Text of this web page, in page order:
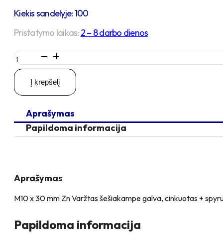
Kiekis sandelyje: 100
Pristatymo laikas: 2 – 8 darbo dienos
produkto
kiekis:
M10
30
Varžtas
šešiakampe
galva
+
poveržlė
Į krepšelį
Aprašymas
Papildoma informacija
Aprašymas
M10 x 30 mm Zn Varžtas šešiakampe galva, cinkuotas +
Papildoma informacija